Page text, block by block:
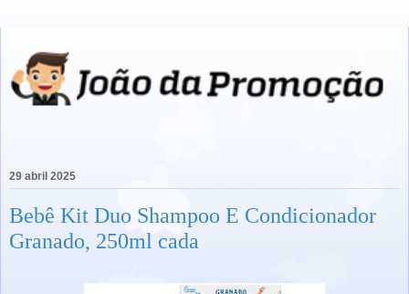
29 abril 2025
Bebê Kit Duo Shampoo E Condicionador
Granado, 250ml cada